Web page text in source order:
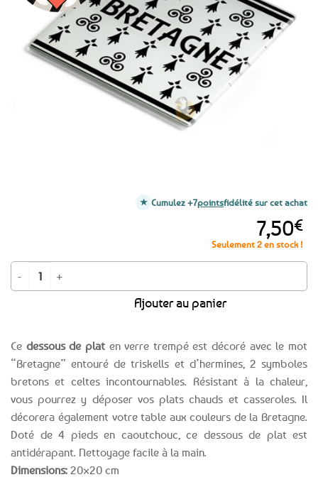
aux
favoris
Ce dessous de platen verre trempé est décoré avec le mot
“Bretagne” entouré de triskells et d’hermines, 2 symboles
bretons et celtes incontournables. Résistant à la chaleur,
vous pourrez y déposer vos plats chauds et casseroles. Il
décorera également votre table aux couleurs de la Bretagne.
Doté de 4 pieds en caoutchouc, ce dessous de plat est
antidérapant. Nettoyage facile à la main.
Dimensions: 20×20 cm
7,50€
Seulement 2 en stock !
quantité de Dessous de plat 20 x 20 cm - Bretagne hermines et triskells
Ajouter au panier
Cumulez +7pointsfidélité sur cet achat